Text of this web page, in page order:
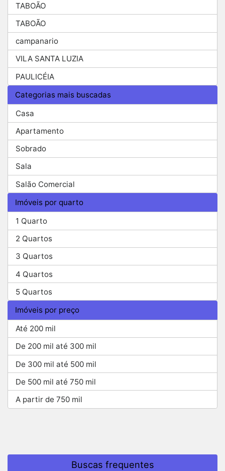
TABOÃO
TABOÃO
campanario
VILA SANTA LUZIA
PAULICÉIA
Categorias mais buscadas
Casa
Apartamento
Sobrado
Sala
Salão Comercial
Imóveis por quarto
1 Quarto
2 Quartos
3 Quartos
4 Quartos
5 Quartos
Imóveis por preço
Até 200 mil
De 200 mil até 300 mil
De 300 mil até 500 mil
De 500 mil até 750 mil
A partir de 750 mil
Buscas frequentes